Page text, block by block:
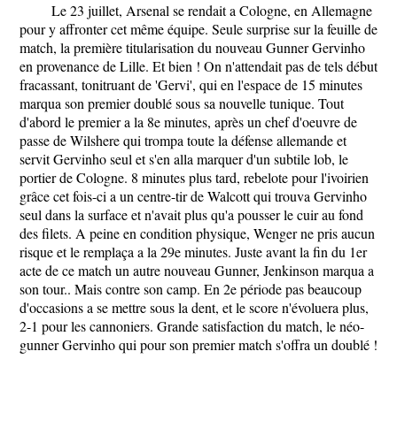
Le 23 juillet, Arsenal se rendait a Cologne, en Allemagne
pour y affronter cet même équipe. Seule surprise sur la feuille de
match, la première titularisation du nouveau Gunner Gervinho
en provenance de Lille. Et bien ! On n'attendait pas de tels début
fracassant, tonitruant de 'Gervi', qui en l'espace de 15 minutes
marqua son premier doublé sous sa nouvelle tunique. Tout
d'abord le premier a la 8e minutes, après un chef d'oeuvre de
passe de Wilshere qui trompa toute la défense allemande et
servit Gervinho seul et s'en alla marquer d'un subtile lob, le
portier de Cologne. 8 minutes plus tard, rebelote pour l'ivoirien
grâce cet fois-ci a un centre-tir de Walcott qui trouva Gervinho
seul dans la surface et n'avait plus qu'a pousser le cuir au fond
des filets. A peine en condition physique, Wenger ne pris aucun
risque et le remplaça a la 29e minutes. Juste avant la fin du 1er
acte de ce match un autre nouveau Gunner, Jenkinson marqua a
son tour.. Mais contre son camp. En 2e période pas beaucoup
d'occasions a se mettre sous la dent, et le score n'évoluera plus,
2-1 pour les cannoniers. Grande satisfaction du match, le néo-
gunner Gervinho qui pour son premier match s'offra un doublé !